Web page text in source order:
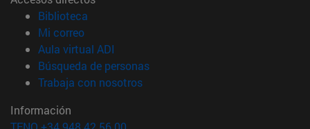
Biblioteca
Mi correo(abre en nueva ventana)
Aula virtual ADI
Búsqueda de personas(abre en nueva ventana)
Trabaja con nosotros(abre en nueva ventana)
Información